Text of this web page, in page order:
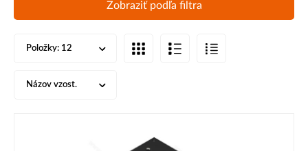
Zobraziť podľa filtra
Položky: 12
Názov vzost.